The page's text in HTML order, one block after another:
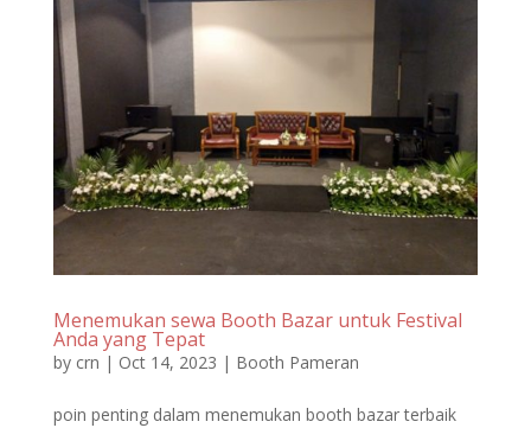
Menemukan sewa Booth Bazar untuk Festival
Anda yang Tepat
by crn | Oct 14, 2023 | Booth Pameran
poin penting dalam menemukan booth bazar terbaik